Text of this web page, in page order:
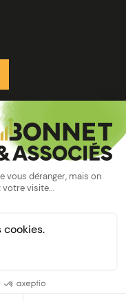
de confidentialité